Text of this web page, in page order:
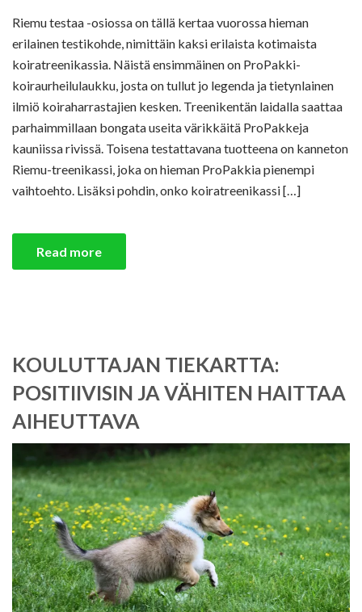
Riemu testaa -osiossa on tällä kertaa vuorossa hieman
erilainen testikohde, nimittäin kaksi erilaista kotimaista
koiratreenikassia. Näistä ensimmäinen on ProPakki-
koiraurheilulaukku, josta on tullut jo legenda ja tietynlainen
ilmiö koiraharrastajien kesken. Treenikentän laidalla saattaa
parhaimmillaan bongata useita värikkäitä ProPakkeja
kauniissa rivissä. Toisena testattavana tuotteena on kanneton
Riemu-treenikassi, joka on hieman ProPakkia pienempi
vaihtoehto. Lisäksi pohdin, onko koiratreenikassi […]
Read more
KOULUTTAJAN TIEKARTTA:
POSITIIVISIN JA VÄHITEN HAITTAA
AIHEUTTAVA